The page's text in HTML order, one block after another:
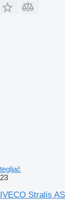
tegljač
23
IVECO Stralis